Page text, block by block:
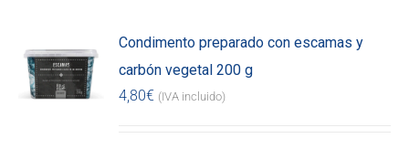
Condimento preparado con escamas y
carbón vegetal 200 g
4,80€ (IVA incluido)